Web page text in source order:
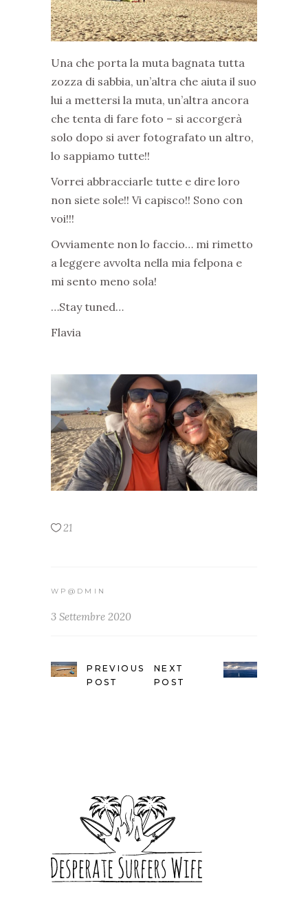
Una che porta la muta bagnata tutta
zozza di sabbia, un’altra che aiuta il suo
lui a mettersi la muta, un’altra ancora
che tenta di fare foto – si accorgerà
solo dopo si aver fotografato un altro,
lo sappiamo tutte!!
Vorrei abbracciarle tutte e dire loro
non siete sole!! Vi capisco!! Sono con
voi!!!
Ovviamente non lo faccio… mi rimetto
a leggere avvolta nella mia felpona e
mi sento meno sola!
…Stay tuned…
Flavia
21
WP@DMIN
3 Settembre 2020
PREVIOUS
POST
NEXT
POST